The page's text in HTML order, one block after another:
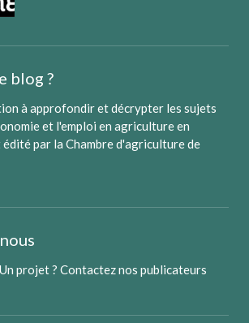
blog ?
à approfondir et décrypter les sujets
et l'emploi en agriculture en
édité par la Chambre d'agriculture de
projet ? Contactez nos publicateurs